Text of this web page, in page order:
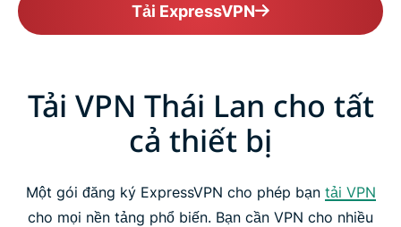
Tải ExpressVPN
Tải VPN Thái Lan cho tất
cả thiết bị
Một gói đăng ký ExpressVPN cho phép bạn tải VPN
cho mọi nền tảng phổ biến. Bạn cần VPN cho nhiều